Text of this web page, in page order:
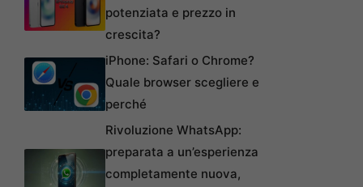
potenziata e prezzo in
crescita?
iPhone: Safari o Chrome?
Quale browser scegliere e
perché
Rivoluzione WhatsApp:
preparata a un’esperienza
completamente nuova,